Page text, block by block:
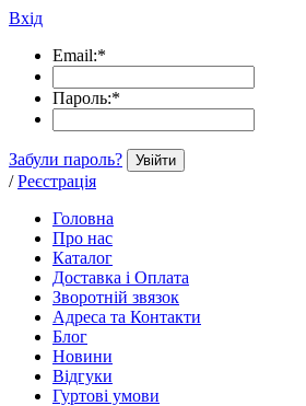
Вхід
Email:*
Пароль:*
Забули пароль? Увійти
/ Реєстрація
Головна
Про нас
Каталог
Доставка і Оплата
Зворотній звязок
Адреса та Контакти
Блог
Новини
Відгуки
Гуртові умови